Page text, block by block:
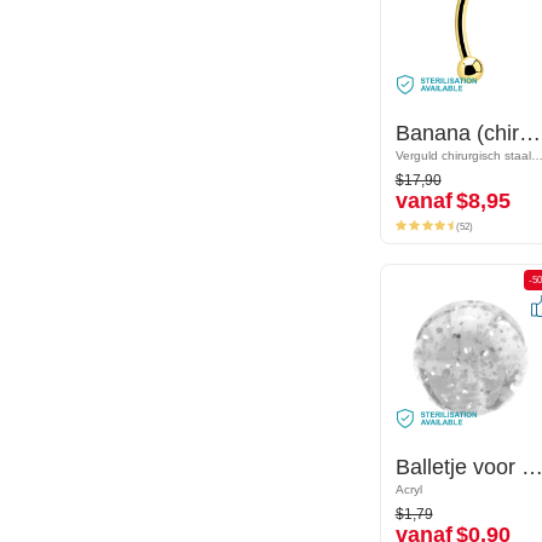
Banana (chirurgisch staal, goud, glanzende afwerking)
Verguld chirurgisch staal 316L
$17,90
vanaf$8,95
Banana (chirurgisch staal, goud, glanzende afwerking)
Verguld chirurgisch staal 316L
$17,90
vanaf$8,95
(52)
-50%
Balletje voor pinnen met schroefdraad (acryl, verschillende kleuren) met glitter
Acryl
$1,79
vanaf$0,90
-
Balletje voor pinnen met schroefdraad (acryl, verschillende kleuren) met glitter
Acryl
$1,79
vanaf$0,90